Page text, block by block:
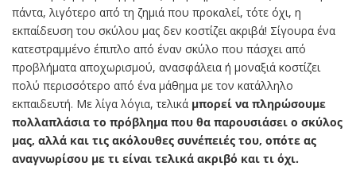
πάντα, λιγότερο από τη ζημιά που προκαλεί, τότε όχι, η
εκπαίδευση του σκύλου μας δεν κοστίζει ακριβά! Σίγουρα ένα
κατεστραμμένο έπιπλο από έναν σκύλο που πάσχει από
προβλήματα αποχωρισμού, ανασφάλεια ή μοναξιά κοστίζει
πολύ περισσότερο από ένα μάθημα με τον κατάλληλο
εκπαιδευτή. Με λίγα λόγια, τελικά μπορεί να πληρώσουμε
πολλαπλάσια το πρόβλημα που θα παρουσιάσει ο σκύλος
μας, αλλά και τις ακόλουθες συνέπειές του, οπότε ας
αναγνωρίσου με τι είναι τελικά ακριβό και τι όχι.